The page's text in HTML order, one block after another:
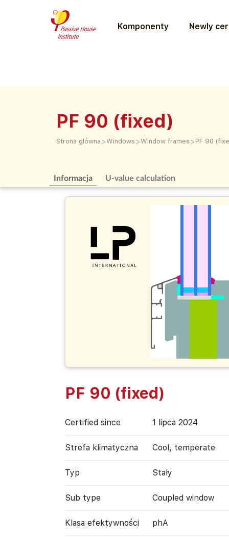
Komponenty Newly
PF 90 (fixed)
Strona główna >Windows >Window frames > PF 90
Informacja U-value calculation
PF 90 (fixed)
Certified since 1 lipca 2024
Strefa klimatyczna Cool, temperate
Typ Stały
Sub type Coupled window
Klasa efektywności phA